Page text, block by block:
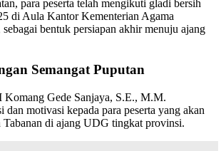
para peserta telah mengikuti gladi bersih
di Aula Kantor Kementerian Agama
bentuk persiapan akhir menuju ajang
Semangat Puputan
Komang Gede Sanjaya, S.E., M.M.
dan motivasi kepada para peserta yang akan
di ajang UDG tingkat provinsi.